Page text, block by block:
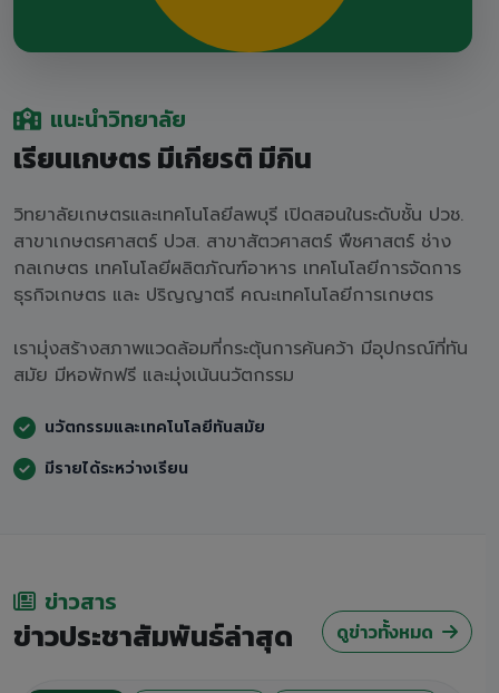
แนะนำวิทยาลัย
เรียนเกษตร มีเกียรติ มีกิน
วิทยาลัยเกษตรและเทคโนโลยีลพบุรี เปิดสอนในระดับชั้น ปวช.
สาขาเกษตรศาสตร์ ปวส. สาขาสัตวศาสตร์ พืชศาสตร์ ช่าง
กลเกษตร เทคโนโลยีผลิตภัณฑ์อาหาร เทคโนโลยีการจัดการ
ธุรกิจเกษตร และ ปริญญาตรี คณะเทคโนโลยีการเกษตร
เรามุ่งสร้างสภาพแวดล้อมที่กระตุ้นการค้นคว้า มีอุปกรณ์ที่ทัน
สมัย มีหอพักฟรี และมุ่งเน้นนวัตกรรม
นวัตกรรมและเทคโนโลยีทันสมัย
มีรายได้ระหว่างเรียน
ข่าวสาร
ข่าวประชาสัมพันธ์ล่าสุด ดูข่าวทั้งหมด